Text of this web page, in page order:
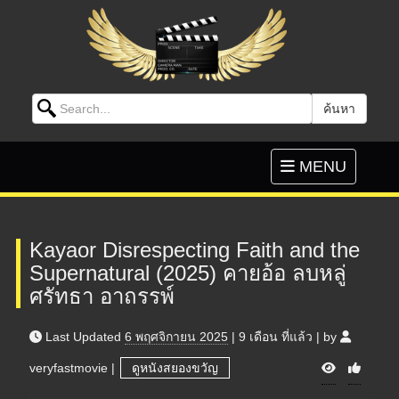
Search for: ค้นหา
Toggle
navigation
MENU
Kayaor Disrespecting Faith and the
Supernatural (2025) คายอ้อ ลบหลู่
ศรัทธา อาถรรพ์
Last Updated 6 พฤศจิกายน 2025 | 9 เดือน ที่แล้ว | by
veryfastmovie | ดูหนังสยองขวัญ V